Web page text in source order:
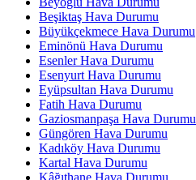
Beşiktaş Hava Durumu
Büyükçekmece Hava Durumu
Eminönü Hava Durumu
Esenler Hava Durumu
Esenyurt Hava Durumu
Eyüpsultan Hava Durumu
Fatih Hava Durumu
Gaziosmanpaşa Hava Durumu
Güngören Hava Durumu
Kadıköy Hava Durumu
Kartal Hava Durumu
Kâğıthane Hava Durumu